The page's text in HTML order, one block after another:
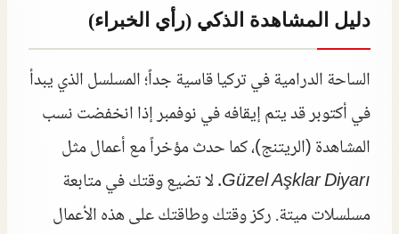
دليل المشاهدة الذكي (رأي الخبراء)
الساحة الدرامية في تركيا قاسية جداً؛ المسلسل الذي يبدأ
في أكتوبر قد يتم إيقافه في نوفمبر إذا انخفضت نسب
المشاهدة (الريتنج)، كما حدث مؤخراً مع أعمال مثل
Güzel Aşklar Diyarı. لا تضيع وقتك في متابعة
مسلسلات ميتة. ركز وقتك وطاقتك على هذه الأعمال